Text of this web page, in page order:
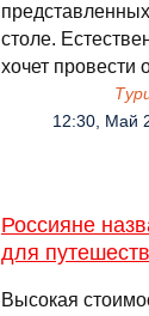
столе.
хочет провести
12:30, Май
Россияне
для
Высокая